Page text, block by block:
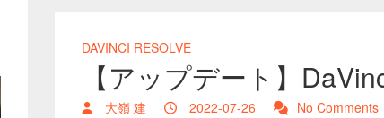
DAVINCI RESOLVE
【アップデート】
大嶺 建 2022-07-26 No Comments